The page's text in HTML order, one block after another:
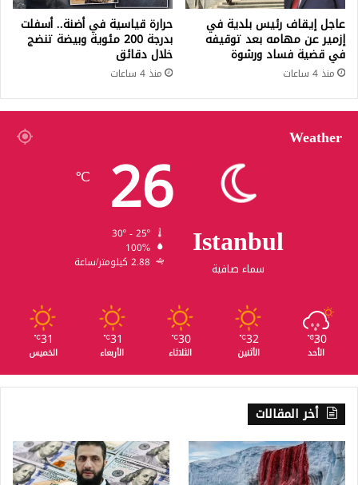
عاجل إيقاف رئيس بلدية في
إزمير عن مهامه بعد توقيفه
في قضية فساد ورشوة
منذ 4 ساعات
حرارة قياسية في أضنة.. أسفلت
بدرجة 200 مئوية وبيضة تنضج
خلال دقائق
منذ 4 ساعات
Weather
Istanbul
سماء صافية
26
℃
100%
2.88 كيلومتر/ساعة
30
℃
الأحد
32
℃
الأثنين
30
℃
الثلاثاء
31
℃
الأربعاء
31
℃
الخميس
أخر المقالات